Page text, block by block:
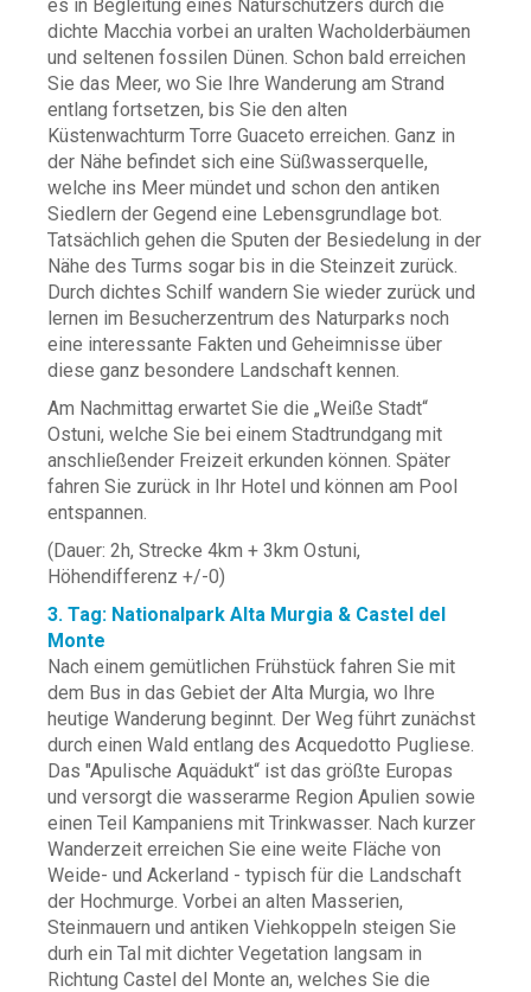
es in Begleitung eines Naturschützers durch die
dichte Macchia vorbei an uralten Wacholderbäumen
und seltenen fossilen Dünen. Schon bald erreichen
Sie das Meer, wo Sie Ihre Wanderung am Strand
entlang fortsetzen, bis Sie den alten
Küstenwachturm Torre Guaceto erreichen. Ganz in
der Nähe befindet sich eine Süßwasserquelle,
welche ins Meer mündet und schon den antiken
Siedlern der Gegend eine Lebensgrundlage bot.
Tatsächlich gehen die Sputen der Besiedelung in der
Nähe des Turms sogar bis in die Steinzeit zurück.
Durch dichtes Schilf wandern Sie wieder zurück und
lernen im Besucherzentrum des Naturparks noch
eine interessante Fakten und Geheimnisse über
diese ganz besondere Landschaft kennen.
Am Nachmittag erwartet Sie die „Weiße Stadt“
Ostuni, welche Sie bei einem Stadtrundgang mit
anschließender Freizeit erkunden können. Später
fahren Sie zurück in Ihr Hotel und können am Pool
entspannen.
(Dauer: 2h, Strecke 4km + 3km Ostuni,
Höhendifferenz +/-0)
3. Tag: Nationalpark Alta Murgia & Castel del
Monte
Nach einem gemütlichen Frühstück fahren Sie mit
dem Bus in das Gebiet der Alta Murgia, wo Ihre
heutige Wanderung beginnt. Der Weg führt zunächst
durch einen Wald entlang des Acquedotto Pugliese.
Das "Apulische Aquädukt“ ist das größte Europas
und versorgt die wasserarme Region Apulien sowie
einen Teil Kampaniens mit Trinkwasser. Nach kurzer
Wanderzeit erreichen Sie eine weite Fläche von
Weide- und Ackerland - typisch für die Landschaft
der Hochmurge. Vorbei an alten Masserien,
Steinmauern und antiken Viehkoppeln steigen Sie
durh ein Tal mit dichter Vegetation langsam in
Richtung Castel del Monte an, welches Sie die